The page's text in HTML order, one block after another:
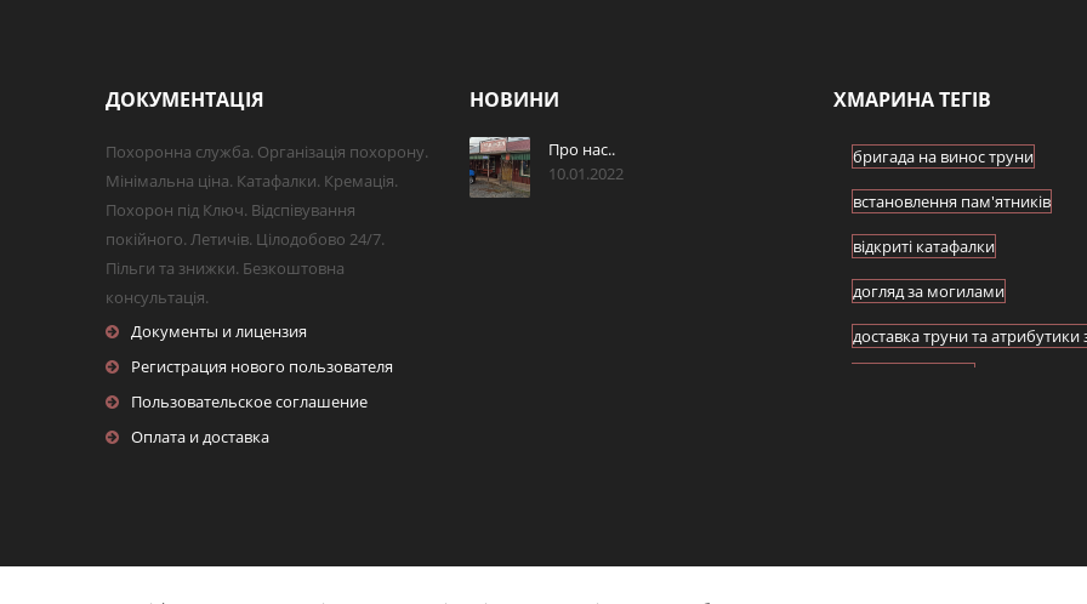
ДОКУМЕНТАЦІЯ
Похоронна служба. Організація похорону.
Мінімальна ціна. Катафалки. Кремація.
Похорон під Ключ. Відспівування
покійного. Летичів. Цілодобово 24/7.
Пільги та знижки. Безкоштовна
консультація.
Документы и лицензия
Регистрация нового пользователя
Пользовательское соглашение
Оплата и доставка
НОВИНИ
Про нас..
10.01.2022
ХМАРИНА ТЕГІВ
бригада на винос труни
встановлення пам'ятників
відкриті катафалки
догляд за могилами
доставка труни та атрибутики